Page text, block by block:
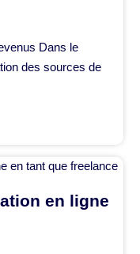
Dans le
des sources de
en ligne